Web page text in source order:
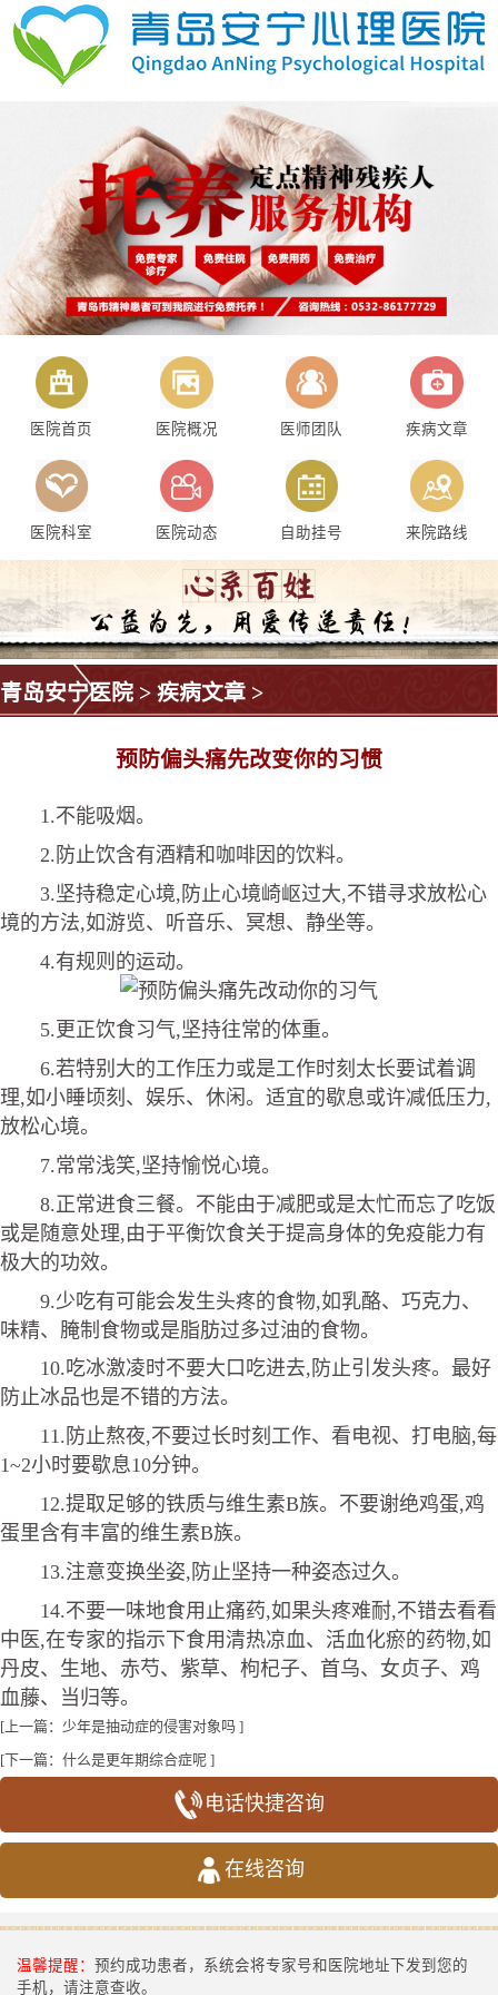
医院首页 医院概况 医师团队 疾病文章
医院科室 医院动态 自助挂号 来院路线
青岛安宁医院 > 疾病文章 >
预防偏头痛先改变你的习惯
1.不能吸烟。
2.防止饮含有酒精和咖啡因的饮料。
3.坚持稳定心境,防止心境崎岖过大,不错寻求放松心
境的方法,如游览、听音乐、冥想、静坐等。
4.有规则的运动。
5.更正饮食习气,坚持往常的体重。
6.若特别大的工作压力或是工作时刻太长要试着调
理,如小睡顷刻、娱乐、休闲。适宜的歇息或许减低压力,
放松心境。
7.常常浅笑,坚持愉悦心境。
8.正常进食三餐。不能由于减肥或是太忙而忘了吃饭
或是随意处理,由于平衡饮食关于提高身体的免疫能力有
极大的功效。
9.少吃有可能会发生头疼的食物,如乳酪、巧克力、
味精、腌制食物或是脂肪过多过油的食物。
10.吃冰激凌时不要大口吃进去,防止引发头疼。最好
防止冰品也是不错的方法。
11.防止熬夜,不要过长时刻工作、看电视、打电脑,每
1~2小时要歇息10分钟。
12.提取足够的铁质与维生素B族。不要谢绝鸡蛋,鸡
蛋里含有丰富的维生素B族。
13.注意变换坐姿,防止坚持一种姿态过久。
14.不要一味地食用止痛药,如果头疼难耐,不错去看看
中医,在专家的指示下食用清热凉血、活血化瘀的药物,如
丹皮、生地、赤芍、紫草、枸杞子、首乌、女贞子、鸡
血藤、当归等。
[上一篇： 少年是抽动症的侵害对象吗 ]
[下一篇： 什么是更年期综合症呢 ]
电话快捷咨询
在线咨询
温馨提醒： 预约成功患者，系统会将专家号和医院地址下发到您的
手机，请注意查收。